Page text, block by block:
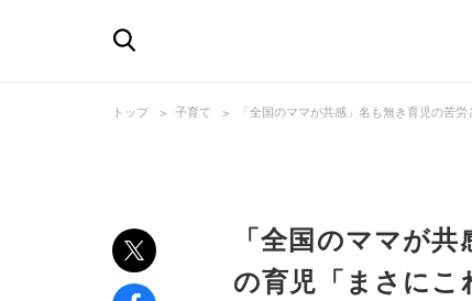
トップ 子育て 「全国のママが共感」名も無き育児の苦
「全国のママが
の育児「まさにこ